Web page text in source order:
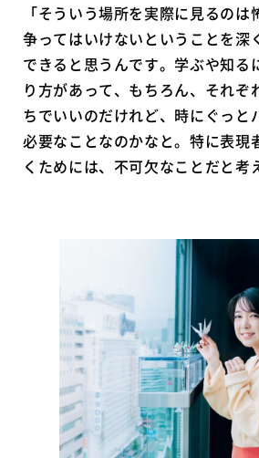
「そういう場所を実際に見るのは
争ってはいけないということを深
できると思うんです。学ぶや知る
り方があって、もちろん、それぞ
ちでいいのだけれど、時にぐっと
必要なことなのかなと。特に表現
くためには、不可欠なことだと考